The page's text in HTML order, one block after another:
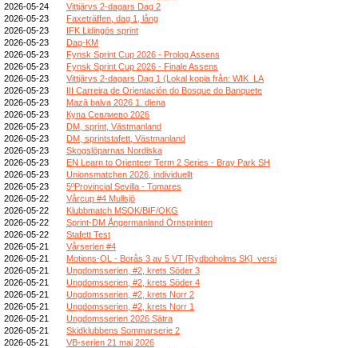
2026-05-24
Vittjärvs 2-dagars Dag 2
2026-05-23
Faxeträffen, dag 1, lång
2026-05-23
IFK Lidingös sprint
2026-05-23
Dag-KM
2026-05-23
Fynsk Sprint Cup 2026 - Prolog Assens
2026-05-23
Fynsk Sprint Cup 2026 - Finale Assens
2026-05-23
Vittjärvs 2-dagars Dag 1 (Lokal kopia från: WIK_LA
2026-05-23
III Carreira de Orientación do Bosque do Banquete
2026-05-23
Mazā balva 2026 1. diena
2026-05-23
Купа Севлиево 2026
2026-05-23
DM, sprint, Västmanland
2026-05-23
DM, sprintstafett, Västmanland
2026-05-23
Skogslöparnas Nordiska
2026-05-23
EN Learn to Orienteer Term 2 Series - Bray Park SH
2026-05-23
Unionsmatchen 2026, individuellt
2026-05-23
5ºProvincial Sevilla - Tomares
2026-05-22
Vårcup #4 Mullsjö
2026-05-22
Klubbmatch MSOK/BIF/OKG
2026-05-22
Sprint-DM Ångermanland Örnsprinten
2026-05-22
Stafett Test
2026-05-21
Vårserien #4
2026-05-21
Motions-OL - Borås 3 av 5 VT [Rydboholms SK]_versi
2026-05-21
Ungdomsserien, #2, krets Söder 3
2026-05-21
Ungdomsserien, #2, krets Söder 4
2026-05-21
Ungdomsserien, #2, krets Norr 2
2026-05-21
Ungdomsserien, #2, krets Norr 1
2026-05-21
Ungdomsserien 2026 Sätra
2026-05-21
Skidklubbens Sommarserie 2
2026-05-21
VB-serien 21 maj 2026